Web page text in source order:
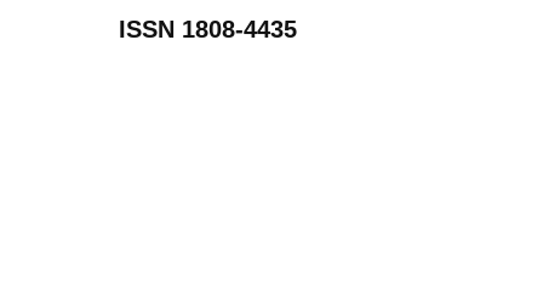
ISSN 1808-4435